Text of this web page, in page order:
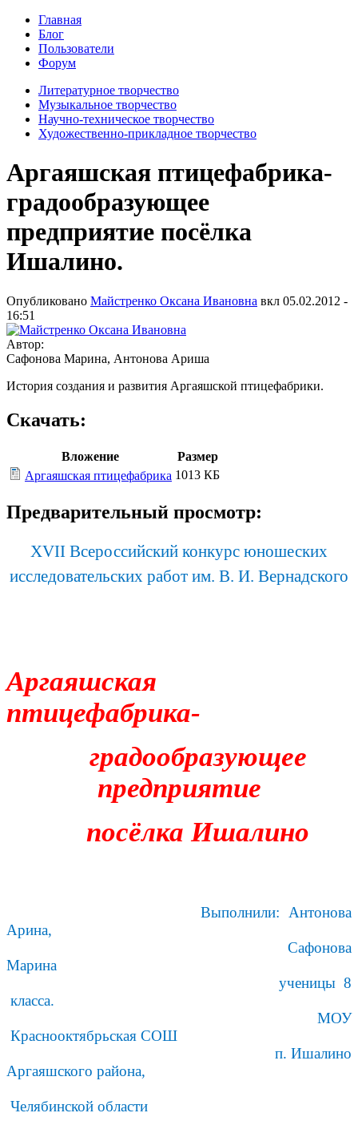
Главная
Блог
Пользователи
Форум
Литературное творчество
Музыкальное творчество
Научно-техническое творчество
Художественно-прикладное творчество
Аргаяшская птицефабрика-
градообразующее
предприятие посёлка
Ишалино.
Опубликовано Майстренко Оксана Ивановна вкл 05.02.2012 -
16:51
Автор:
Сафонова Марина, Антонова Ариша
История создания и развития Аргаяшской птицефабрики.
Скачать:
Вложение
Размер
Аргаяшская птицефабрика 1013 КБ
Предварительный просмотр:
XVII Всероссийский конкурс юношеских
исследовательских работ им. В. И. Вернадского
Аргаяшская
птицефабрика-
градообразующее
предприятие
посёлка Ишалино
Выполнили: Антонова
Арина,
Сафонова
Марина
ученицы 8
класса.
МОУ
Краснооктябрьская СОШ
п. Ишалино
Аргаяшского района,
Челябинской области